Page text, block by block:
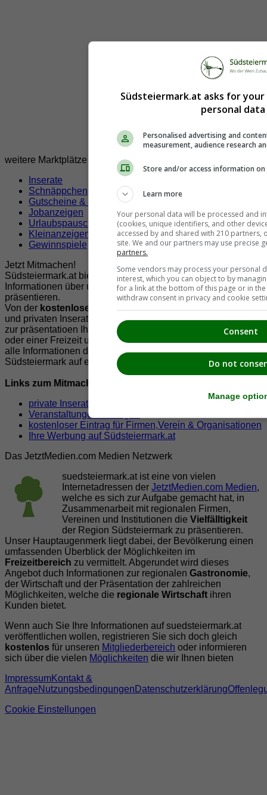
weitere Marktplätze
Inserate
Schnäppchen
Gutscheine & Rabatte
Jobanzeigen
Urlaubspauschalen
Kleinanzeigen
Gewinnspiele
Jetzt Mitmachen!
Südsteiermark.at bietet Ihnen viele Möglichkeiten Ihre
Informationen über und aus der Südsteiermark zur
präsentieren.
Von der kostenlosen
Veröffentlichung von Veranstaltungen
und privaten Inserate, über Leserbriefe, Nachrichten bis hin
zur präsentatioen Ihrer Firma, Vereines, Lokals, Organisation
oder einer Freizeit und Sportmöglichkeit. Unser Ziel ist es
alle Informationen der Südsteiermark für die Freunde der
Südsteiermark auf einer Seite zu präsentieren.
Links zum Mitmachen!
private Inserate aufgeben
Veranstaltungen eintragen
kostenloser Eintrag für Firmen,Verein & Organisationen
Ihre Werbung auf Südsteiermark.at
Das JetztMedien.com Medien Netzwerk
suedsteiermark.at ist eine von vielen
Internetadressen der JetztMedien.com Medien,
welche es sich zur Aufgabe gemacht hat, in
Zusammenarbeit mit regionalen Firmen,
Vereinen und Institutionen die Vielfälltigkeit
der Region Südsteiermark zu präsentieren.
Unser Hauptaugenmerk liegt dabei, der Bevölkerung einen
umfassenden Überblick der Möglichkeiten im
Freizeitbereich zu vermittelt. Abgerundet wird dieses
Angebot duch Informationen zur regionalen Gastronomie,
der Wirtschaft und der Präsentation der zahlreichen
Möglichkeiten, welche die regionale Wirtschaft ihren
Kunden bietet.
Wenn auch Sie Ihre Informationen auf suedsteiermark.at
veröffentlichen wollen, registrieren Sie sich doch gleich
kostenlos für unseren Mitgliederbereich oder informieren
sich über die vielen Möglichkeiten die wir Ihnen bieten
ImpressumKontakt &
AnfrageNutzungsbedingungen Datenschutzerklärung
Cookie Einstellungen
Südsteiermark.at asks for
personal
Personalised advertising and
measurement, audience research
Store and/or access information on
Learn more
Your personal data will be processed and
(cookies, unique identifiers, and other
accessed by and shared with 210 partners,
site. We and our partners may use precise
partners.
Some vendors may process your personal
interest, which you can object to by
for a link at the bottom of this page or in
withdraw consent in privacy and cookie
Consent
Do not
Manage